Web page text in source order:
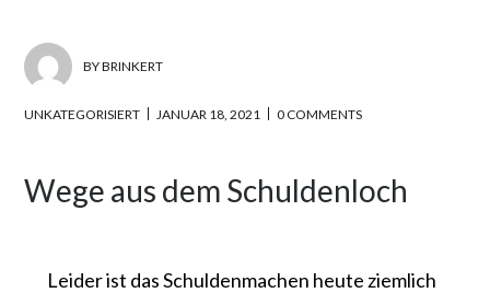
BYBRINKERT
UNKATEGORISIERT JANUAR 18, 2021 0 COMMENTS
Wege aus dem Schuldenloch
Leider ist das Schuldenmachen heute ziemlich